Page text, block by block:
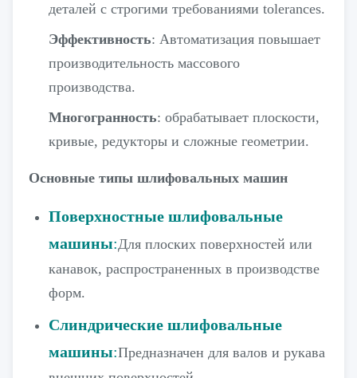
деталей с строгими требованиями tolerances.
Эффективность: Автоматизация повышает
производительность массового
производства.
Многогранность: обрабатывает плоскости,
кривые, редукторы и сложные геометрии.
Основные типы шлифовальных машин
Поверхностные шлифовальные
машины:Для плоских поверхностей или
канавок, распространенных в производстве
форм.
Слиндрические шлифовальные
машины:Предназначен для валов и рукава